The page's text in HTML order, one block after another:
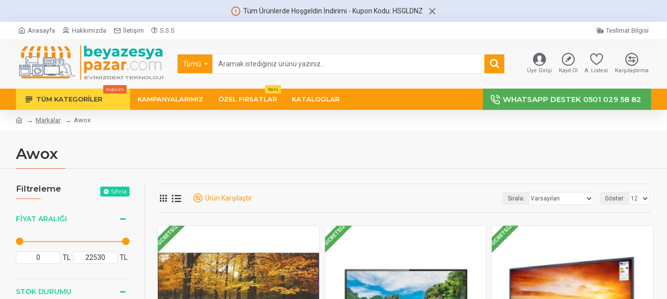
Tüm Ürünlerde Hoşgeldin İndirimi - Kupon Kodu: HSGLDNZ
Anasayfa Hakkımızda İletişim S.S.S Teslimat Bilgisi
Tümü
Üye Girişi Kayıt Ol A. Listesi Karşılaştırma
TÜM KATEGORILER
indirim
KAMPANYALARIMIZ ÖZEL FIRSATLAR
Yeni
KATALOGLAR WHATSAPP DESTEK 0501 029 58 82
Markalar Awox
Awox
Filtreleme Sıfırla
FIYAT ARALIĞI
TL TL
STOK DURUMU
Ürün Karşılaştır Sırala: Göster:
ÜCRETSIZ ÜCRETSIZ ÜCRETSIZ